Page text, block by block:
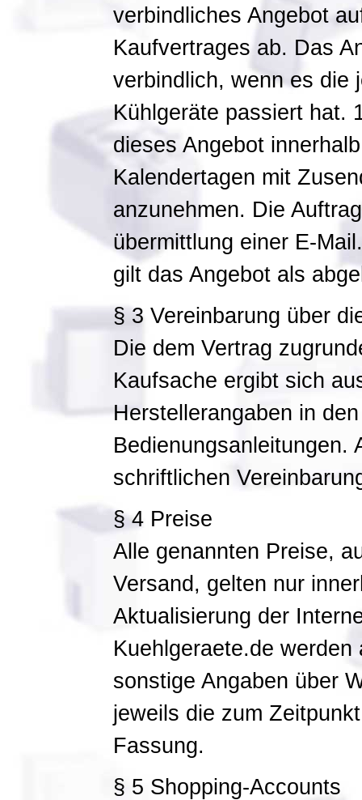
verbindliches Angebot
Kaufvertrages ab. Das
verbindlich, wenn es die
Kühlgeräte passiert hat.
dieses Angebot
Kalendertagen mit
anzunehmen. Die
übermittlung einer E-
gilt das Angebot als
§ 3 Vereinbarung über
Die dem Vertrag
Kaufsache ergibt sich
Herstellerangaben in
Bedienungsanleitungen.
schriftlichen
§ 4 Preise
Alle genannten Preise,
Versand, gelten nur
Aktualisierung der
Kuehlgeraete.de
sonstige Angaben über
jeweils die zum
Fassung.
§ 5 Shopping-Accounts